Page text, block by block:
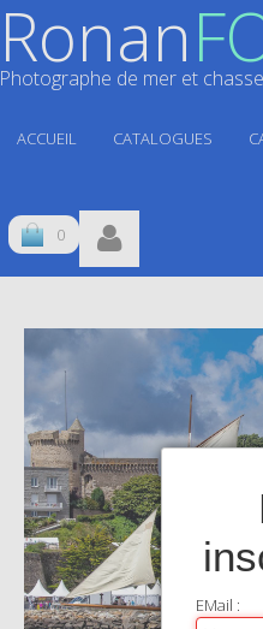
Ronan
Photographe de mer et
ACCUEIL CATALOGUES
0
EMail :